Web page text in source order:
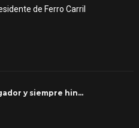
de Ferro Carril
y siempre hin…